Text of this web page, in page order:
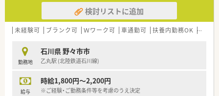
検討リストに追加
未経験可 ブランク可 Ｗワーク可 車通勤可 扶養内勤務OK 教育
勤務地
石川県 野々市市
乙丸駅 (北陸鉄道石川線)
給与
時給1,800円～2,200円
※ご経験・ご勤務条件等を考慮のうえ決定